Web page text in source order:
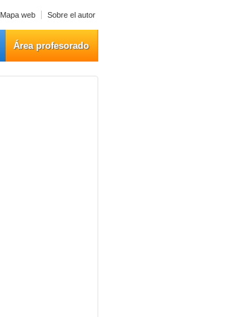
Mapa web Sobre el autor
Área profesorado